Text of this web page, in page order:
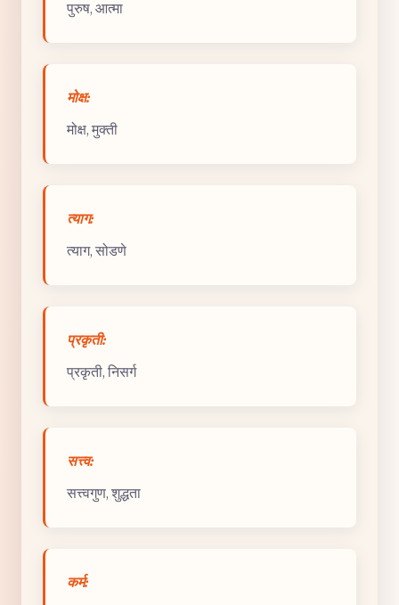
पुरुष, आत्मा
मोक्ष:
मोक्ष, मुक्ती
त्याग:
त्याग, सोडणे
प्रकृती:
प्रकृती, निसर्ग
सत्त्व:
सत्त्वगुण, शुद्धता
कर्म: